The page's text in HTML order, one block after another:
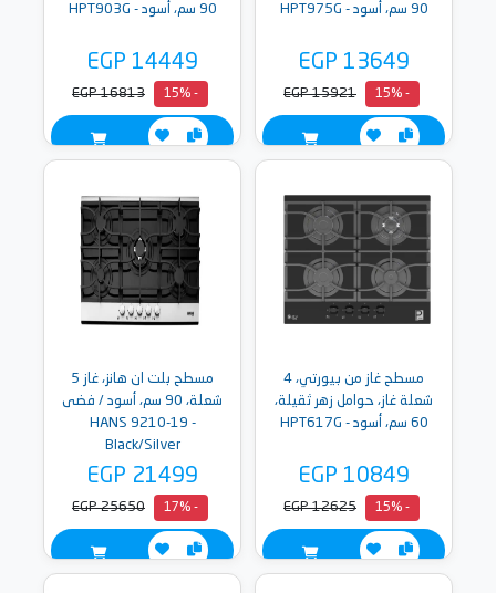
90 سم، أسود - HPT975G
EGP 13649
- 15%
EGP 15921
90 سم، أسود - HPT903G
EGP 14449
- 15%
EGP 16813
مسطح غاز من بيورتي، 4
شعلة غاز، حوامل زهر ثقيلة،
60 سم، أسود - HPT617G
EGP 10849
- 15%
EGP 12625
مسطح بلت ان هانز، غاز 5
شعلة، 90 سم، أسود / فضى
- HANS 9210-19
Black/Silver
EGP 21499
- 17%
EGP 25650